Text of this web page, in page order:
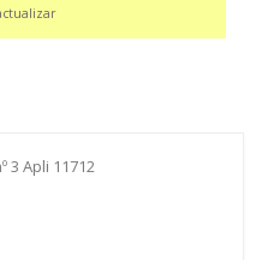
3 Apli 11712